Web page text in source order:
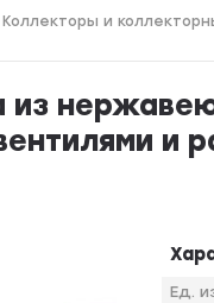
Коллекторы и
из
и
Ед.